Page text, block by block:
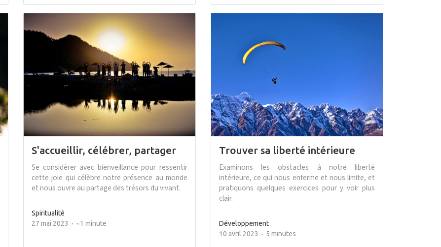
S'accueillir, célébrer, partager
Se considérer avec bienveillance pour ressentir
cette joie qui célèbre notre présence au monde
et nous ouvre au partage des trésors du vivant.
Spiritualité
27 mai 2023
~1 minute
Trouver sa liberté intérieure
Examinons les obstacles à notre liberté
intérieure, ce qui nous enferme et nous limite, et
pratiquons quelques exercices pour y voir plus
clair.
Développement
10 avril 2023
5 minutes